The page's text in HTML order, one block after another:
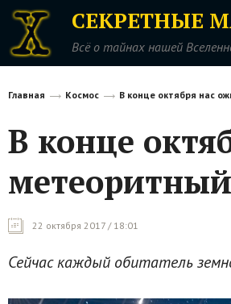
СЕКРЕТНЫЕ
Всё о тайнах нашей
Главная Космос В конце октября нас
В конце
22 октября 2017 / 18:01
Сейчас каждый обитатель